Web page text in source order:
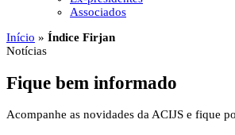
Associados
Início » Índice Firjan
Notícias
Fique bem informado
Acompanhe as novidades da ACIJS e fique